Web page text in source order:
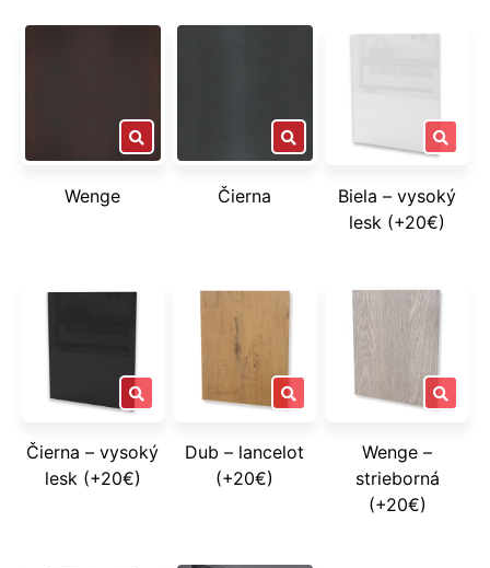
Wenge Čierna
Biela – vysoký
lesk (+20€)
Čierna – vysoký
lesk (+20€)
Dub – lancelot
(+20€)
Wenge –
strieborná
(+20€)